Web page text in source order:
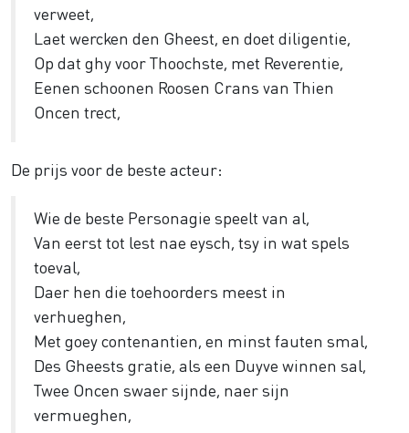
verweet,
Laet wercken den Gheest, en doet diligentie,
Op dat ghy voor Thoochste, met Reverentie,
Eenen schoonen Roosen Crans van Thien
Oncen trect,
De prijs voor de beste acteur:
Wie de beste Personagie speelt van al,
Van eerst tot lest nae eysch, tsy in wat spels
toeval,
Daer hen die toehoorders meest in
verhueghen,
Met goey contenantien, en minst fauten smal,
Des Gheests gratie, als een Duyve winnen sal,
Twee Oncen swaer sijnde, naer sijn
vermueghen,